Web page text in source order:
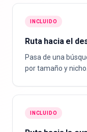
INCLUIDO
Ruta hacia el
Pasa de una
por tamaño y nicho.
INCLUIDO